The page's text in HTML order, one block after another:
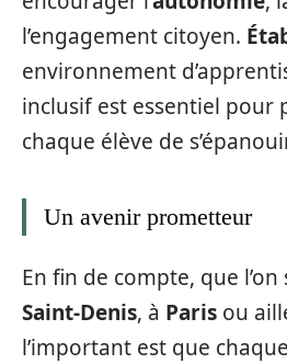
l’engagement citoyen.
environnement
inclusif est essentiel pour
chaque élève de
Un avenir prometteur
En fin de compte, que l’on
Saint-Denis, à Paris ou
l’important est que chaque